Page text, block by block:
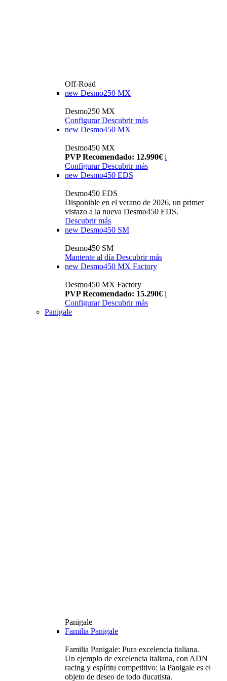
Off-Road
new Desmo250 MX
Desmo250 MX
Configurar Descubrir más
new Desmo450 MX
Desmo450 MX
PVP Recomendado: 12.990€ i
Configurar Descubrir más
new Desmo450 EDS
Desmo450 EDS
Disponible en el verano de 2026, un primer
vistazo a la nueva Desmo450 EDS.
Descubrir más
new Desmo450 SM
Desmo450 SM
Mantente al día Descubrir más
new Desmo450 MX Factory
Desmo450 MX Factory
PVP Recomendado: 15.290€ i
Configurar Descubrir más
Panigale
Panigale
Familia Panigale
Familia Panigale: Pura excelencia italiana.
Un ejemplo de excelencia italiana, con ADN
racing y espíritu competitivo: la Panigale es el
objeto de deseo de todo ducatista.